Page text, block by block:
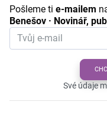
Pošleme ti e-mailem
Benešov · Novinář,
Své údaje